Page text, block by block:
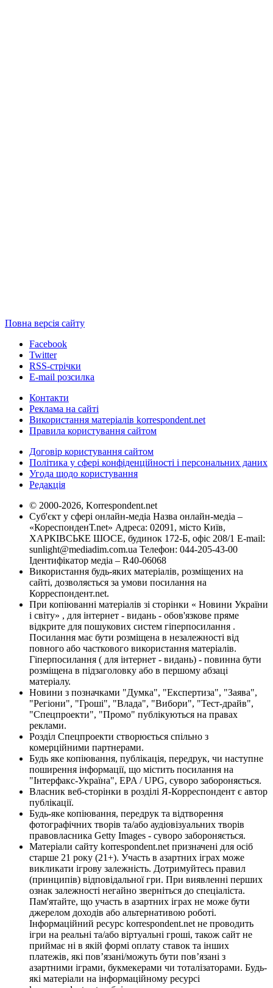
Повна версія сайту
Facebook
Twitter
RSS-стрічки
E-mail розсилка
Контакти
Реклама на сайті
Використання матеріалів korrespondent.net
Правила користування сайтом
Договір користування сайтом
Політика у сфері конфіденційності і персональних даних
Угода щодо користування
Редакція
© 2000-2026, Korrespondent.net
Суб'єкт у сфері онлайн-медіа Назва онлайн-медіа –
«КореспонденТ.net» Адреса: 02091, місто Київ,
ХАРКІВСЬКЕ ШОСЕ, будинок 172-Б, офіс 208/1 E-mail:
sunlight@mediadim.com.ua Телефон: 044-205-43-00
Ідентифікатор медіа – R40-06068
Використання будь-яких матеріалів, розміщених на
сайті, дозволяється за умови посилання на
Корреспондент.net.
При копіюванні матеріалів зі сторінки « Новини України
і світу» , для інтернет - видань - обов'язкове пряме
відкрите для пошукових систем гіперпосилання .
Посилання має бути розміщена в незалежності від
повного або часткового використання матеріалів.
Гіперпосилання ( для інтернет - видань) - повинна бути
розміщена в підзаголовку або в першому абзаці
матеріалу.
Новини з позначками "Думка", "Експертиза", "Заява",
"Регіони", "Гроші", "Влада", "Вибори", "Тест-драйв",
"Спецпроекти", "Промо" публікуються на правах
реклами.
Розділ Спецпроекти створюється спільно з
комерційними партнерами.
Будь яке копіювання, публікація, передрук, чи наступне
поширення інформації, що містить посилання на
"Інтерфакс-Україна", EPA / UPG, суворо забороняється.
Власник веб-сторінки в розділі Я-Корреспондент є автор
публікації.
Будь-яке копіювання, передрук та відтворення
фотографічних творів та/або аудіовізуальних творів
правовласника Getty Images - суворо забороняється.
Матеріали сайту korrespondent.net призначені для осіб
старше 21 року (21+). Участь в азартних іграх може
викликати ігрову залежність. Дотримуйтесь правил
(принципів) відповідальної гри. При виявленні перших
ознак залежності негайно зверніться до спеціаліста.
Пам'ятайте, що участь в азартних іграх не може бути
джерелом доходів або альтернативою роботі.
Інформаційний ресурс korrespondent.net не проводить
ігри на реальні та/або віртуальні гроші, також сайт не
приймає ні в якій формі оплату ставок та інших
платежів, які пов’язані/можуть бути пов’язані з
азартними іграми, букмекерами чи тоталізаторами. Будь-
які матеріали на інформаційному ресурсі